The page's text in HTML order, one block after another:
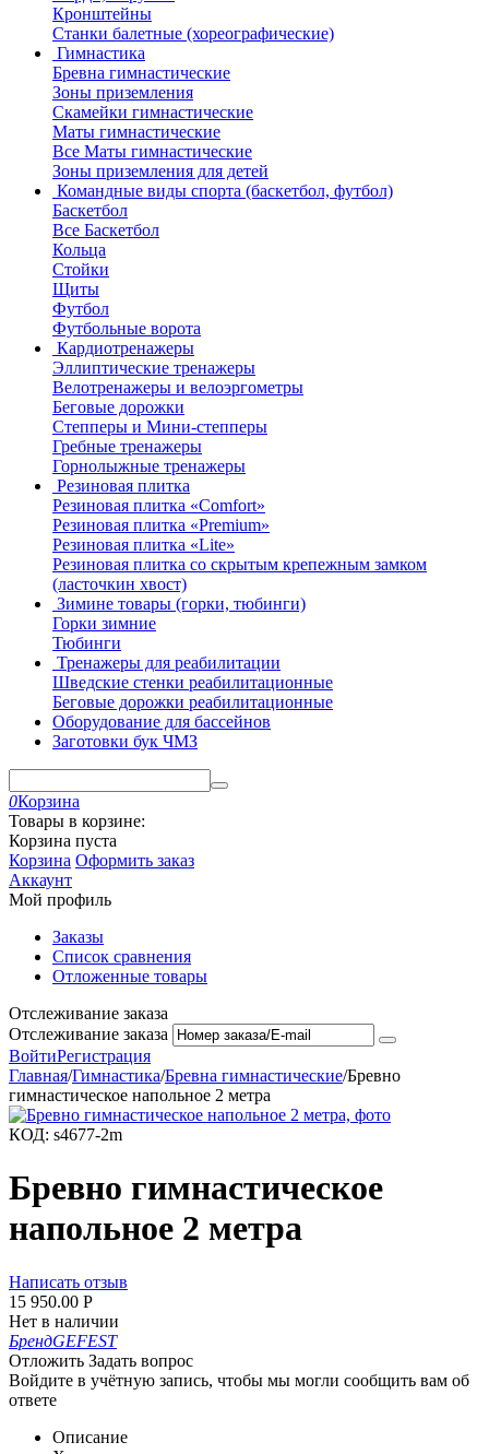
Кронштейны
Станки балетные (хореографические)
Гимнастика
Бревна гимнастические
Зоны приземления
Скамейки гимнастические
Маты гимнастические
Все Маты гимнастические
Зоны приземления для детей
Командные виды спорта (баскетбол, футбол)
Баскетбол
Все Баскетбол
Кольца
Стойки
Щиты
Футбол
Футбольные ворота
Кардиотренажеры
Эллиптические тренажеры
Велотренажеры и велоэргометры
Беговые дорожки
Степперы и Мини-степперы
Гребные тренажеры
Горнолыжные тренажеры
Резиновая плитка
Резиновая плитка «Comfort»
Резиновая плитка «Premium»
Резиновая плитка «Lite»
Резиновая плитка со скрытым крепежным замком
(ласточкин хвост)
Зимине товары (горки, тюбинги)
Горки зимние
Тюбинги
Тренажеры для реабилитации
Шведские стенки реабилитационные
Беговые дорожки реабилитационные
Оборудование для бассейнов
Заготовки бук ЧМЗ
0Корзина
Товары в корзине:
Корзина пуста
Корзина Оформить заказ
Аккаунт
Мой профиль
Заказы
Список сравнения
Отложенные товары
Отслеживание заказа
Отслеживание заказа
ВойтиРегистрация
Главная/Гимнастика/Бревна гимнастические/Бревно
гимнастическое напольное 2 метра
КОД: s4677-2m
Бревно гимнастическое
напольное 2 метра
Написать отзыв
15 950.00 Р
Нет в наличии
БрендGEFEST
Отложить Задать вопрос
Войдите в учётную запись, чтобы мы могли сообщить вам об
ответе
Описание